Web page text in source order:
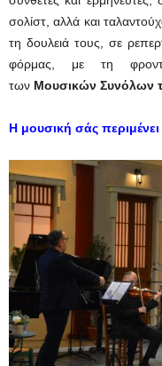
σολίστ, αλλά και
τη δουλειά τους, σε
φόρμας, με τη
των Μουσικών Συνόλων
Η μουσική σάς περιμένει